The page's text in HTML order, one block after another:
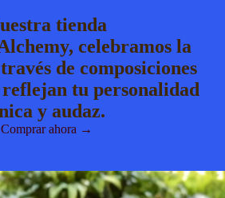
tienda
celebramos la
de composiciones
tu personalidad
y audaz.
Comprar ahora →